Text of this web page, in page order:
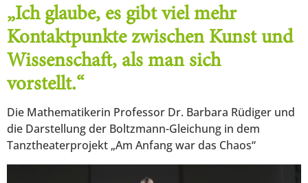
„Ich glaube, es gibt viel mehr
Kontaktpunkte zwischen Kunst und
Wissenschaft, als man sich
vorstellt.“
Die Mathematikerin Professor Dr. Barbara Rüdiger und
die Darstellung der Boltzmann-Gleichung in dem
Tanztheaterprojekt „Am Anfang war das Chaos“